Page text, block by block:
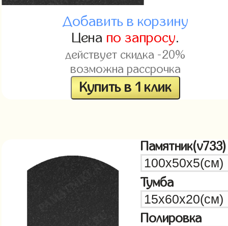
Добавить в корзину
Цена по запросу.
действует скидка -20%
возможна рассрочка
Купить в 1 клик
Памятник(v733)
Тумба
Полировка